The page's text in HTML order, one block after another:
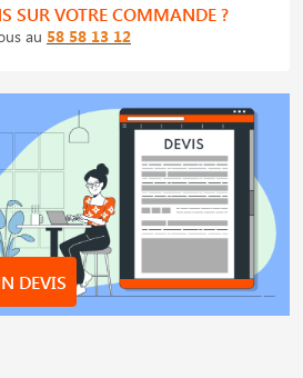
SUR VOTRE COMMANDE ?
au 58 58 13 12
DEVIS